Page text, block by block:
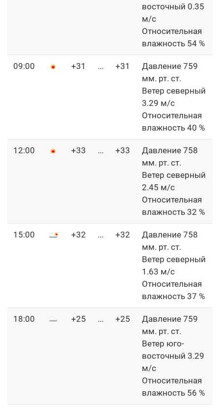
восточный 0.35
м/с
Относительная
влажность 54 %
09:00 +31 ... +31
Давление 759
мм. рт. ст.
Ветер северный
3.29 м/с
Относительная
влажность 40 %
12:00 +33 ... +33
Давление 758
мм. рт. ст.
Ветер северный
2.45 м/с
Относительная
влажность 32 %
15:00 +32 ... +32
Давление 758
мм. рт. ст.
Ветер северный
1.63 м/с
Относительная
влажность 37 %
18:00 +25 ... +25
Давление 759
мм. рт. ст.
Ветер юго-
восточный 3.29
м/с
Относительная
влажность 56 %